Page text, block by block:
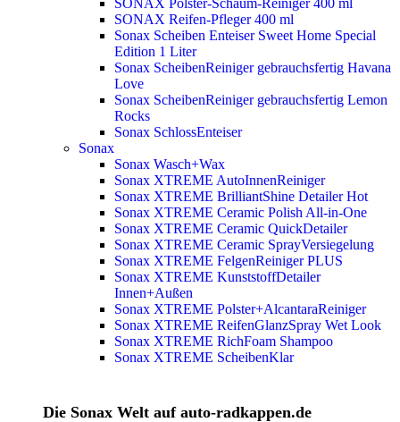
SONAX Reifen-Pfleger 400 ml
Sonax Scheiben Enteiser Sweet Home Special
Edition 1 Liter
Sonax ScheibenReiniger gebrauchsfertig Havana
Love
Sonax ScheibenReiniger gebrauchsfertig Lemon
Rocks
Sonax SchlossEnteiser
Sonax
Sonax Wasch+Wax
Sonax XTREME AutoInnenReiniger
Sonax XTREME BrilliantShine DetailerHot
Sonax XTREME Ceramic Polish All-in-One
Sonax XTREME Ceramic QuickDetailer
Sonax XTREME Ceramic SprayVersiegelung
Sonax XTREME FelgenReiniger PLUS
Sonax XTREME KunststoffDetailer
Innen+Außen
Sonax XTREME Polster+AlcantaraReiniger
Sonax XTREME ReifenGlanzSpray Wet Look
Sonax XTREME RichFoam Shampoo
Sonax XTREME ScheibenKlar
Die Sonax Welt auf auto-radkappen.de